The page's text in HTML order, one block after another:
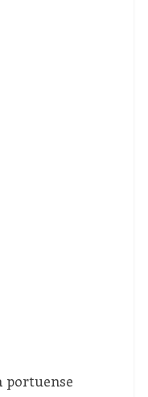
portuense